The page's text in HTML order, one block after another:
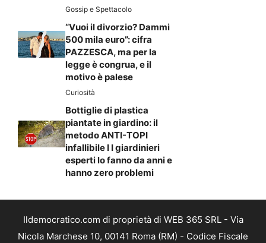
Gossip e Spettacolo
“Vuoi il divorzio? Dammi
500 mila euro”: cifra
PAZZESCA, ma per la
legge è congrua, e il
motivo è palese
Curiosità
Bottiglie di plastica
piantate in giardino: il
metodo ANTI-TOPI
infallibile I I giardinieri
esperti lo fanno da anni e
hanno zero problemi
Ildemocratico.com di proprietà di WEB 365 SRL - Via
Nicola Marchese 10, 00141 Roma (RM) - Codice Fiscale